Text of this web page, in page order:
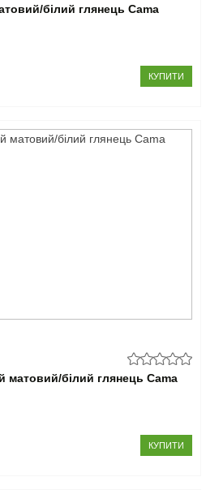
білий глянець Cama
КУПИТИ
матовий/білий глянець Cama
КУПИТИ